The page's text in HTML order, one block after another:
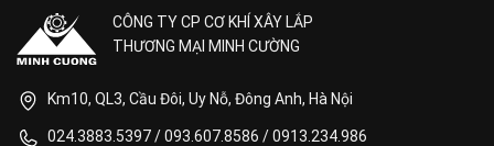
CÔNG TY CP CƠ KHÍ XÂY LẮP
THƯƠNG MẠI MINH CƯỜNG
Km10, QL3, Cầu Đôi, Uy Nỗ, Đông Anh, Hà Nội
024.3883.5397/093.607.8586 /0913.234.986